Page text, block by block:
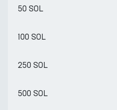
50 SOL
100 SOL
250 SOL
500 SOL